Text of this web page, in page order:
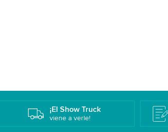
¡El Show Truck
viene a verle!